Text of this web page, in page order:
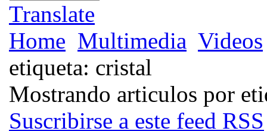
Translate
Home Multimedia Videos
etiqueta: cristal
Mostrando articulos por
Suscribirse a este feed RSS